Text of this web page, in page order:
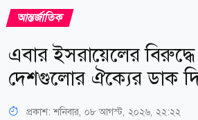
আন্তর্জাতিক
এবার ইসরায়েলের
দেশগুলোর ঐক্যের ডাক
প্রকাশ:শনিবার, ০৮ আগস্ট, ২০২৬, ২২:২২